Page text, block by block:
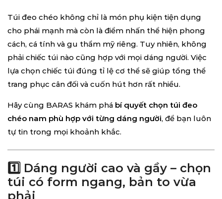
Túi đeo chéo không chỉ là món phụ kiện tiện dụng
cho phái mạnh mà còn là điểm nhấn thể hiện phong
cách, cá tính và gu thẩm mỹ riêng. Tuy nhiên, không
phải chiếc túi nào cũng hợp với mọi dáng người. Việc
lựa chọn chiếc túi đúng tỉ lệ cơ thể sẽ giúp tổng thể
trang phục cân đối và cuốn hút hơn rất nhiều.
Hãy cùng BARAS khám phá bí quyết chọn túi đeo
chéo nam phù hợp với từng dáng người, để bạn luôn
tự tin trong mọi khoảnh khắc.
1️⃣ Dáng người cao và gầy – chọn
túi có form ngang, bản to vừa
phải